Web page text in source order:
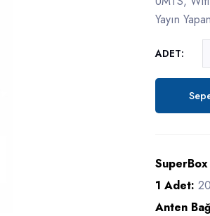
Yayın
ADET:
1 Adet:
Anten